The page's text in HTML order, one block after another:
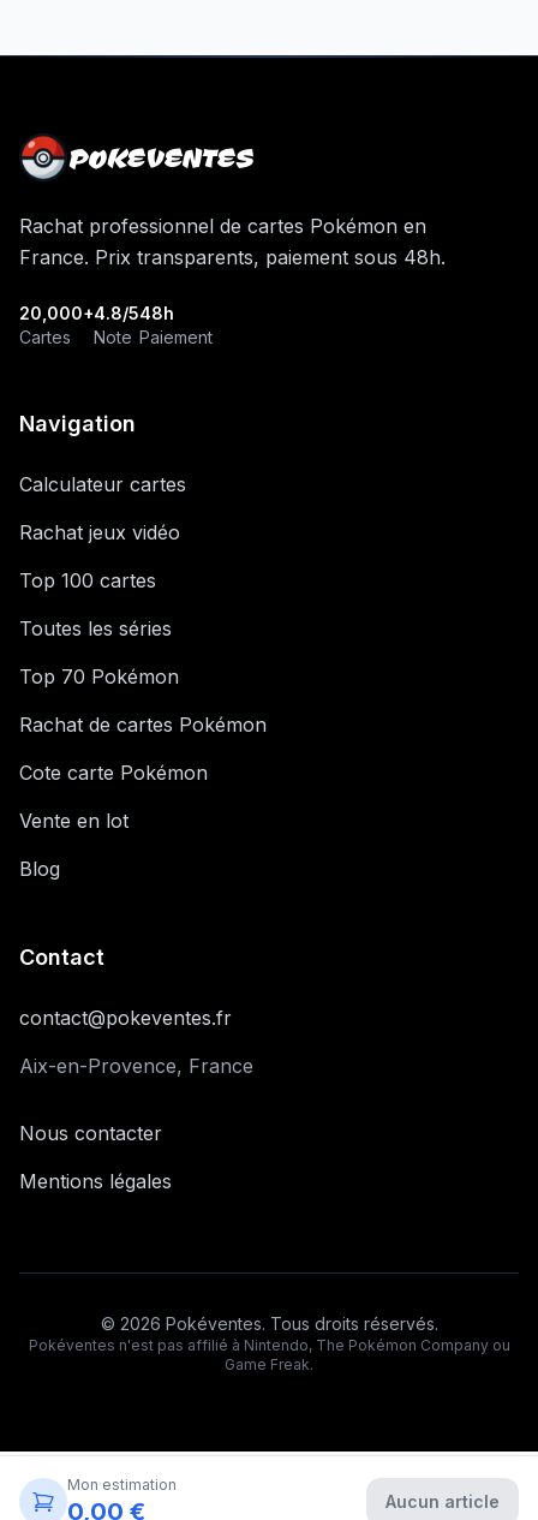
POKEVENTES
Rachat professionnel de cartes Pokémon en
France. Prix transparents, paiement sous 48h.
20,000+
Cartes
4.8/5
Note
48h
Paiement
Navigation
Calculateur cartes
Rachat jeux vidéo
Top 100 cartes
Toutes les séries
Top 70 Pokémon
Rachat de cartes Pokémon
Cote carte Pokémon
Vente en lot
Blog
Contact
contact@pokeventes.fr
Aix-en-Provence, France
Nous contacter
Mentions légales
© 2026 Pokéventes. Tous droits réservés.
Pokéventes n'est pas affilié à Nintendo, The Pokémon Company ou
Game Freak.
Mon estimation
0,00 € Aucun article